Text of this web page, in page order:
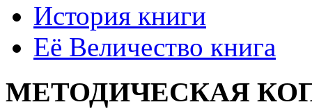
История книги
Её Величество книга
МЕТОДИЧЕСКАЯ